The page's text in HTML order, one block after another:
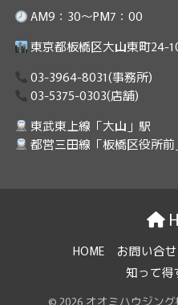
AM9：30～PM7：00
東京都板橋区大山東町24-
03-3964-8031(事務所)
03-5375-0303(店舗)
東武東上線「大山」駅
都営三田線「板橋区役所前
HOME お問い合せ
知って得
© 2026 オオミハウジン